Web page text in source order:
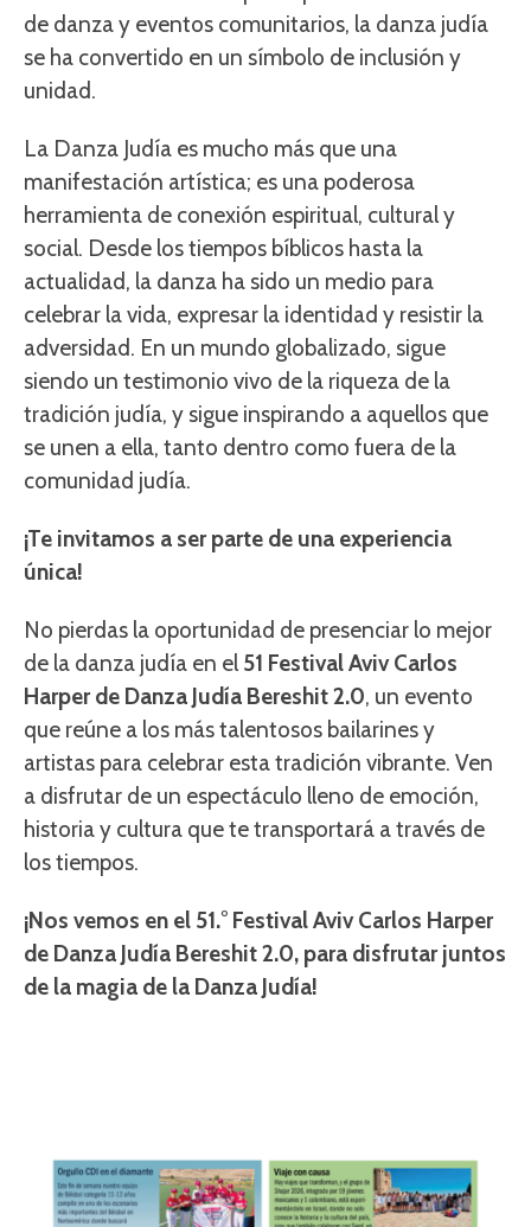
de danza y eventos comunitarios, la danza judía
se ha convertido en un símbolo de inclusión y
unidad.
La Danza Judía es mucho más que una
manifestación artística; es una poderosa
herramienta de conexión espiritual, cultural y
social. Desde los tiempos bíblicos hasta la
actualidad, la danza ha sido un medio para
celebrar la vida, expresar la identidad y resistir la
adversidad. En un mundo globalizado, sigue
siendo un testimonio vivo de la riqueza de la
tradición judía, y sigue inspirando a aquellos que
se unen a ella, tanto dentro como fuera de la
comunidad judía.
¡Te invitamos a ser parte de una experiencia
única!
No pierdas la oportunidad de presenciar lo mejor
de la danza judía en el 51 Festival Aviv Carlos
Harper de Danza Judía Bereshit 2.0, un evento
que reúne a los más talentosos bailarines y
artistas para celebrar esta tradición vibrante. Ven
a disfrutar de un espectáculo lleno de emoción,
historia y cultura que te transportará a través de
los tiempos.
¡Nos vemos en el 51.° Festival Aviv Carlos Harper
de Danza Judía Bereshit 2.0, para disfrutar juntos
de la magia de la Danza Judía!